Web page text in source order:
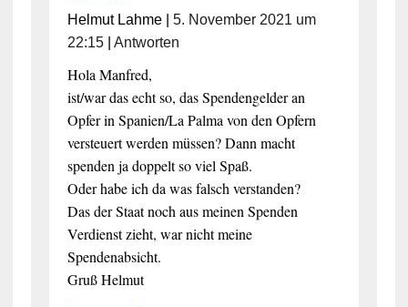
Helmut Lahme| 5. November 2021 um
22:15| Antworten
Hola Manfred,
ist/war das echt so, das Spendengelder an
Opfer in Spanien/La Palma von den Opfern
versteuert werden müssen? Dann macht
spenden ja doppelt so viel Spaß.
Oder habe ich da was falsch verstanden?
Das der Staat noch aus meinen Spenden
Verdienst zieht, war nicht meine
Spendenabsicht.
Gruß Helmut